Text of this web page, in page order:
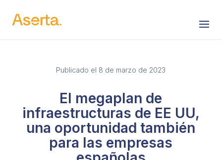
Saltar al contenido
Publicado el 8 de marzo de 2023
El megaplan de
infraestructuras de EE UU,
una oportunidad también
para las empresas